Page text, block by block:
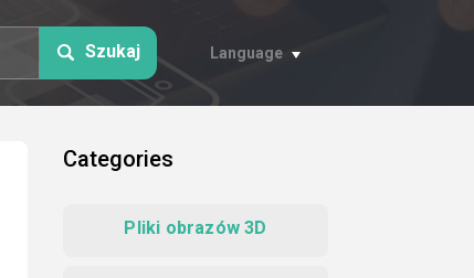
Szukaj Language
Categories
Pliki obrazów 3D